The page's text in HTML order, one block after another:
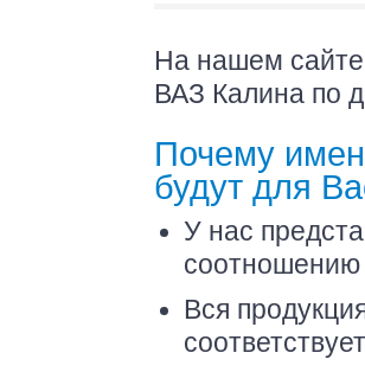
На нашем
ВАЗ Калина по
Почему
будут для
У нас
соотношению
Вся